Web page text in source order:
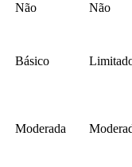
Não Não
Básico
Moderada